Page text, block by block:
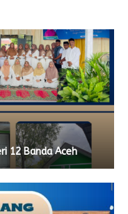
12 Banda Aceh